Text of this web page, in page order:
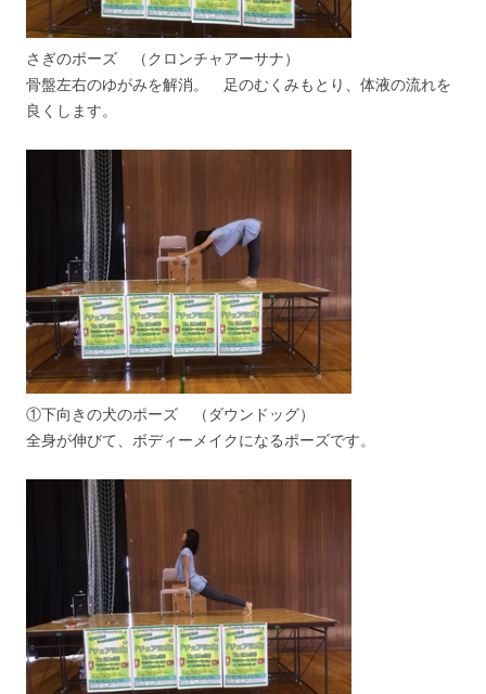
さぎのポーズ （クロンチャアーサナ）
骨盤左右のゆがみを解消。 足のむくみもとり、体液の流れを
良くします。
①下向きの犬のポーズ （ダウンドッグ）
全身が伸びて、ボディーメイクになるポーズです。